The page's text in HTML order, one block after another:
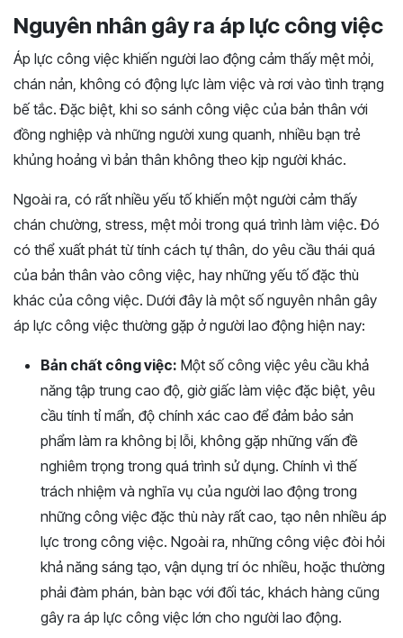
Nguyên nhân gây ra áp lực công việc
Áp lực công việc khiến người lao động cảm thấy mệt mỏi,
chán nản, không có động lực làm việc và rơi vào tình trạng
bế tắc. Đặc biệt, khi so sánh công việc của bản thân với
đồng nghiệp và những người xung quanh, nhiều bạn trẻ
khủng hoảng vì bản thân không theo kịp người khác.
Ngoài ra, có rất nhiều yếu tố khiến một người cảm thấy
chán chường, stress, mệt mỏi trong quá trình làm việc. Đó
có thể xuất phát từ tính cách tự thân, do yêu cầu thái quá
của bản thân vào công việc, hay những yếu tố đặc thù
khác của công việc. Dưới đây là một số nguyên nhân gây
áp lực công việc thường gặp ở người lao động hiện nay:
Bản chất công việc: Một số công việc yêu cầu khả
năng tập trung cao độ, giờ giấc làm việc đặc biệt, yêu
cầu tính tỉ mẩn, độ chính xác cao để đảm bảo sản
phẩm làm ra không bị lỗi, không gặp những vấn đề
nghiêm trọng trong quá trình sử dụng. Chính vì thế
trách nhiệm và nghĩa vụ của người lao động trong
những công việc đặc thù này rất cao, tạo nên nhiều áp
lực trong công việc. Ngoài ra, những công việc đòi hỏi
khả năng sáng tạo, vận dụng trí óc nhiều, hoặc thường
phải đàm phán, bàn bạc với đối tác, khách hàng cũng
gây ra áp lực công việc lớn cho người lao động.